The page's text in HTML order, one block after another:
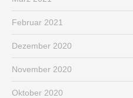
Februar 2021
Dezember 2020
November 2020
Oktober 2020